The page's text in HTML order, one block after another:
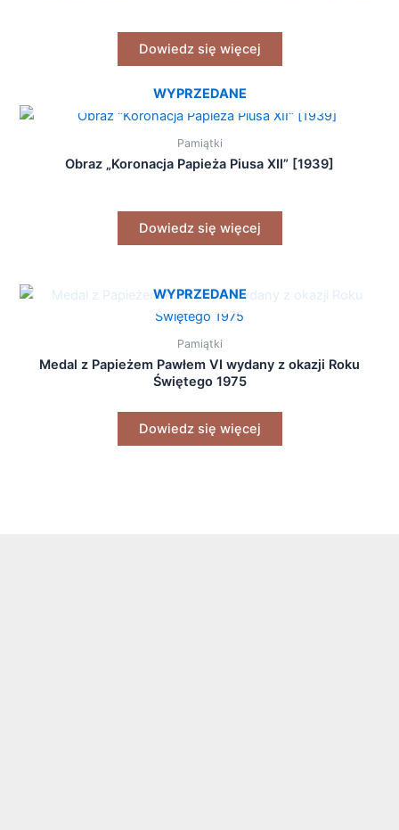
Dowiedz się więcej
WYPRZEDANE
Pamiątki
Obraz „Koronacja Papieża Piusa XII” [1939]
Dowiedz się więcej
WYPRZEDANE
Pamiątki
Medal z Papieżem Pawłem VI wydany z okazji Roku
Świętego 1975
Dowiedz się więcej